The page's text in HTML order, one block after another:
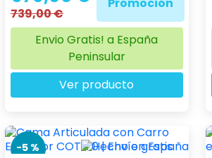
739,00 €
Envio Gratis! a España
Peninsular
Ver producto
-5 %